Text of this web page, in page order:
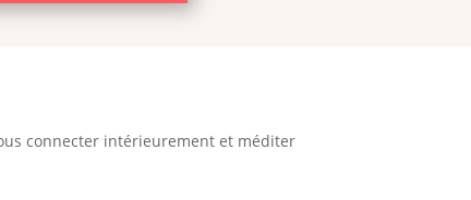
connecter intérieurement et méditer